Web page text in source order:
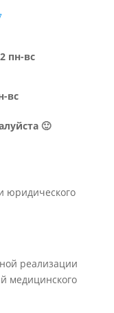
пн-вс
вс
🙂
юридического
реализации
медицинского